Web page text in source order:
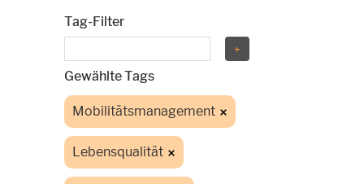
Tag-Filter
Gewählte Tags
Mobilitätsmanagement
Lebensqualität